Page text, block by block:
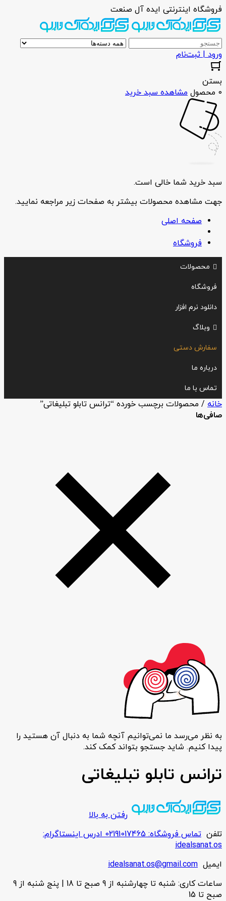
فروشگاه اینترنتی ایده آل صنعت
ورود | ثبت‌نام
بستن
0 محصول
مشاهده سبد خرید
سبد خرید شما خالی است.
جهت مشاهده محصولات بیشتر به صفحات زیر مراجعه نمایید.
صفحه اصلی
فروشگاه
محصولات
فروشگاه
دانلود نرم افزار
وبلاگ
سفارش دستی
درباره ما
تماس با ما
خانه / محصولات برچسب خورده “ترانس تابلو تبلیغاتی”
صافی‌ها
به نظر می‌رسد ما نمی‌توانیم آنچه شما به دنبال آن هستید را
پیدا کنیم. شاید جستجو بتواند کمک کند.
ترانس تابلو تبلیغاتی
رفتن به بالا
تلفن
تماس فروشگاه: 02191017465 ادرس اینستاگرام:
idealsanat.os
ایمیل idealsanat.os@gmail.com
ساعات کاری: شنبه تا چهارشنبه از 9 صبح تا 18 | پنج شنبه از 9
صبح تا 15